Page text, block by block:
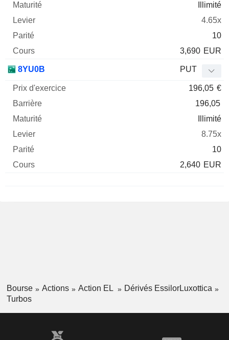
Illimité
4.65x
10
3,690 EUR
8YU0B PUT
196,05 €
196,05
Illimité
8.75x
10
2,640 EUR
Bourse Actions Action EL
Dérivés EssilorLuxottica
Turbos